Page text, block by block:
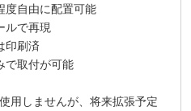
度自由に配置可能
ルで再現
印刷済
で取付が可能
用しませんが、将来拡張予定